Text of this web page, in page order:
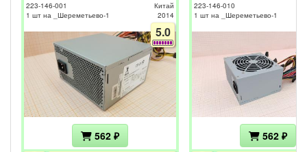
223-146-001
1 шт на _Шереметьево-1
Китай
2014
5.0
562 ₽
223-146-010
1 шт на _Шереметьево-1
562 ₽